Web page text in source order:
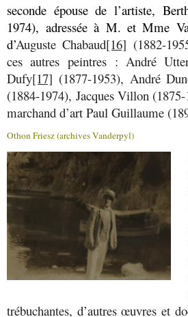
seconde épouse de l’artiste,
1974), adressée à M. et Mme
d’Auguste Chabaud[16] (1882-
ces autres peintres : André
Dufy[17] (1877-1953), André
(1884-1974), Jacques Villon
marchand d’art Paul Guillaume
Othon Friesz (archives Vanderpyl)
trébuchantes, d’autres œuvres et